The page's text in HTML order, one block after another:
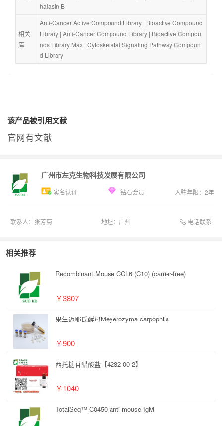
halasin B
相关
库
Anti-Cancer Active Compound Library | Bioactive Compound
Library | Anti-Cancer Compound Library | Bioactive Compou
nds Library Max | Cytoskeletal Signaling Pathway Compoun
d Library
该产品被引用文献
官网有文献
广州市左克生物科技发展有限公司
实名认证 钻石会员 入驻年限： 2年
联系人： 张芳菊 地址： 广州 电话联系
相关推荐
Recombinant Mouse CCL6 (C10) (carrier-free)
￥3807
果生迈耶氏酵母Meyerozyma carpophila
￥900
西托糖苷醋酸盐【4282-00-2】
￥1040
TotalSeq™-C0450 anti-mouse IgM